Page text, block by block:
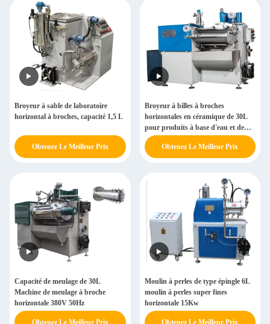
Broyeur à sable de laboratoire
horizontal à broches, capacité 1,5 L
Obtenez Le Meilleur Prix
Broyeur à billes à broches
horizontales en céramique de 30L
pour produits à base d'eau et de
solvants
Obtenez Le Meilleur Prix
Capacité de meulage de 30L
Machine de meulage à broche
horizontale 380V 50Hz
Obtenez Le Meilleur Prix
Moulin à perles de type épingle 6L
moulin à perles super fines
horizontale 15Kw
Obtenez Le Meilleur Prix